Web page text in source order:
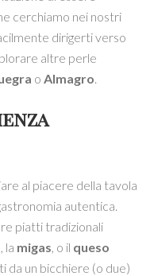
cerchiamo nei nostri
dirigerti verso
altre perle
o Almagro.
al piacere della tavola
autentica.
piatti tradizionali
, la migas, o il queso
da un bicchiere (o due)